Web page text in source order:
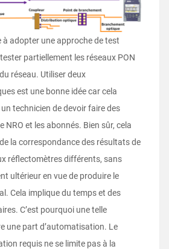
adopter une approche de test
partiellement les réseaux PON
réseau. Utiliser deux
est une bonne idée car cela
technicien de devoir faire des
NRO et les abonnés. Bien sûr, cela
la correspondance des résultats de
réflectomètres différents, sans
ultérieur en vue de produire le
Cela implique du temps et des
C’est pourquoi une telle
une part d’automatisation. Le
requis ne se limite pas à la